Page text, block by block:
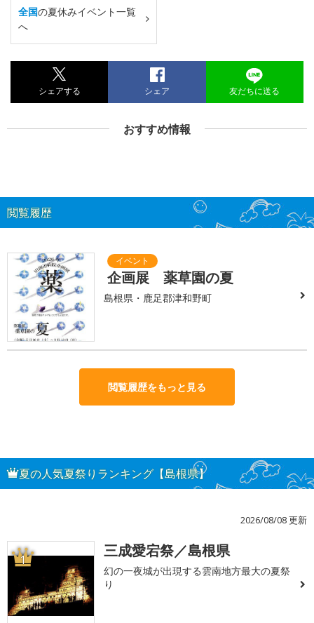
全国の夏休みイベント一覧
へ
シェアする シェア 友だちに送る
おすすめ情報
閲覧履歴
企画展 薬草園の夏
島根県・鹿足郡津和野町
閲覧履歴をもっと見る
夏の人気夏祭りランキング【島根県】
2026/08/08 更新
1 三成愛宕祭／島根県
幻の一夜城が出現する雲南地方最大の夏祭
り